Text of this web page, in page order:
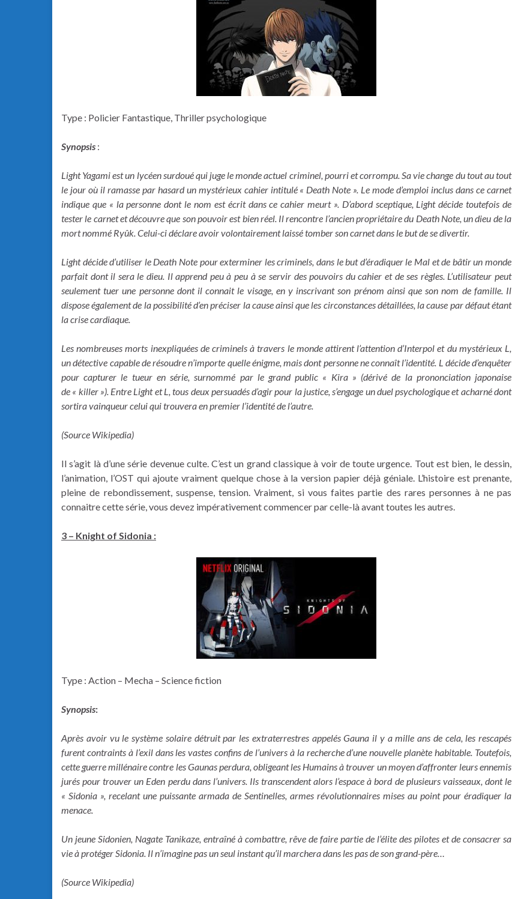
Type : Policier Fantastique, Thriller psychologique
Synopsis :
Light Yagami est un lycéen surdoué qui juge le monde actuel criminel, pourri et corrompu. Sa vie change du tout au tout
le jour où il ramasse par hasard un mystérieux cahier intitulé « Death Note ». Le mode d’emploi inclus dans ce carnet
indique que « la personne dont le nom est écrit dans ce cahier meurt ». D’abord sceptique, Light décide toutefois de
tester le carnet et découvre que son pouvoir est bien réel. Il rencontre l’ancien propriétaire du Death Note, un dieu de la
mort nommé Ryûk. Celui-ci déclare avoir volontairement laissé tomber son carnet dans le but de se divertir.
Light décide d’utiliser le Death Note pour exterminer les criminels, dans le but d’éradiquer le Mal et de bâtir un monde
parfait dont il sera le dieu. Il apprend peu à peu à se servir des pouvoirs du cahier et de ses règles. L’utilisateur peut
seulement tuer une personne dont il connait le visage, en y inscrivant son prénom ainsi que son nom de famille. Il
dispose également de la possibilité d’en préciser la cause ainsi que les circonstances détaillées, la cause par défaut étant
la crise cardiaque.
Les nombreuses morts inexpliquées de criminels à travers le monde attirent l’attention d’Interpol et du mystérieux L,
un détective capable de résoudre n’importe quelle énigme, mais dont personne ne connaît l’identité. L décide d’enquêter
pour capturer le tueur en série, surnommé par le grand public « Kira » (dérivé de la prononciation japonaise
de « killer »). Entre Light et L, tous deux persuadés d’agir pour la justice, s’engage un duel psychologique et acharné dont
sortira vainqueur celui qui trouvera en premier l’identité de l’autre.
(Source Wikipedia)
Il s’agit là d’une série devenue culte. C’est un grand classique à voir de toute urgence. Tout est bien, le dessin,
l’animation, l’OST qui ajoute vraiment quelque chose à la version papier déjà géniale. L’histoire est prenante,
pleine de rebondissement, suspense, tension. Vraiment, si vous faites partie des rares personnes à ne pas
connaitre cette série, vous devez impérativement commencer par celle-là avant toutes les autres.
3 – Knight of Sidonia :
Type : Action – Mecha – Science fiction
Synopsis:
Après avoir vu le système solaire détruit par les extraterrestres appelés Gauna il y a mille ans de cela, les rescapés
furent contraints à l’exil dans les vastes confins de l’univers à la recherche d’une nouvelle planète habitable. Toutefois,
cette guerre millénaire contre les Gaunas perdura, obligeant les Humains à trouver un moyen d’affronter leurs ennemis
jurés pour trouver un Eden perdu dans l’univers. Ils transcendent alors l’espace à bord de plusieurs vaisseaux, dont le
« Sidonia », recelant une puissante armada de Sentinelles, armes révolutionnaires mises au point pour éradiquer la
menace.
Un jeune Sidonien, Nagate Tanikaze, entraîné à combattre, rêve de faire partie de l’élite des pilotes et de consacrer sa
vie à protéger Sidonia. Il n’imagine pas un seul instant qu’il marchera dans les pas de son grand-père…
(Source Wikipedia)